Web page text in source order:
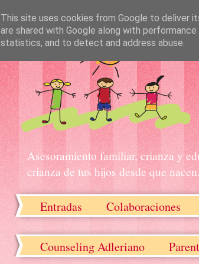
Asesoramiento familiar, crianza y
crianza de tus hijos desde que nacen.
Entradas Colaboraciones
Recursos descargables
Counseling Adleriano
This site uses cookies from Google to deliver
are shared with Google along with
statistics, and to detect and address abuse.